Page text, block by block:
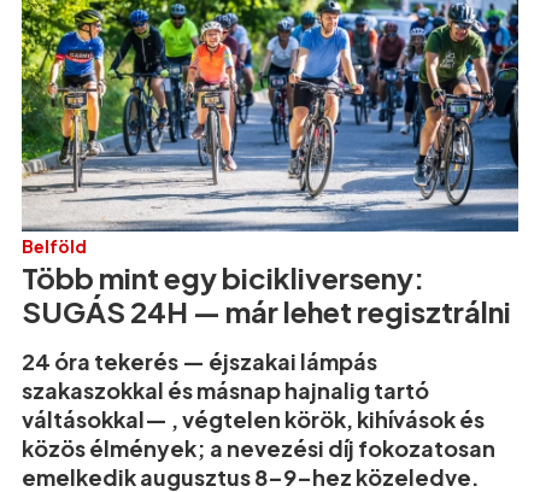
Belföld
Több mint egy bicikliverseny:
SUGÁS 24H — már lehet regisztrálni
24 óra tekerés — éjszakai lámpás
szakaszokkal és másnap hajnalig tartó
váltásokkal— , végtelen körök, kihívások és
közös élmények; a nevezési díj fokozatosan
emelkedik augusztus 8–9–hez közeledve.